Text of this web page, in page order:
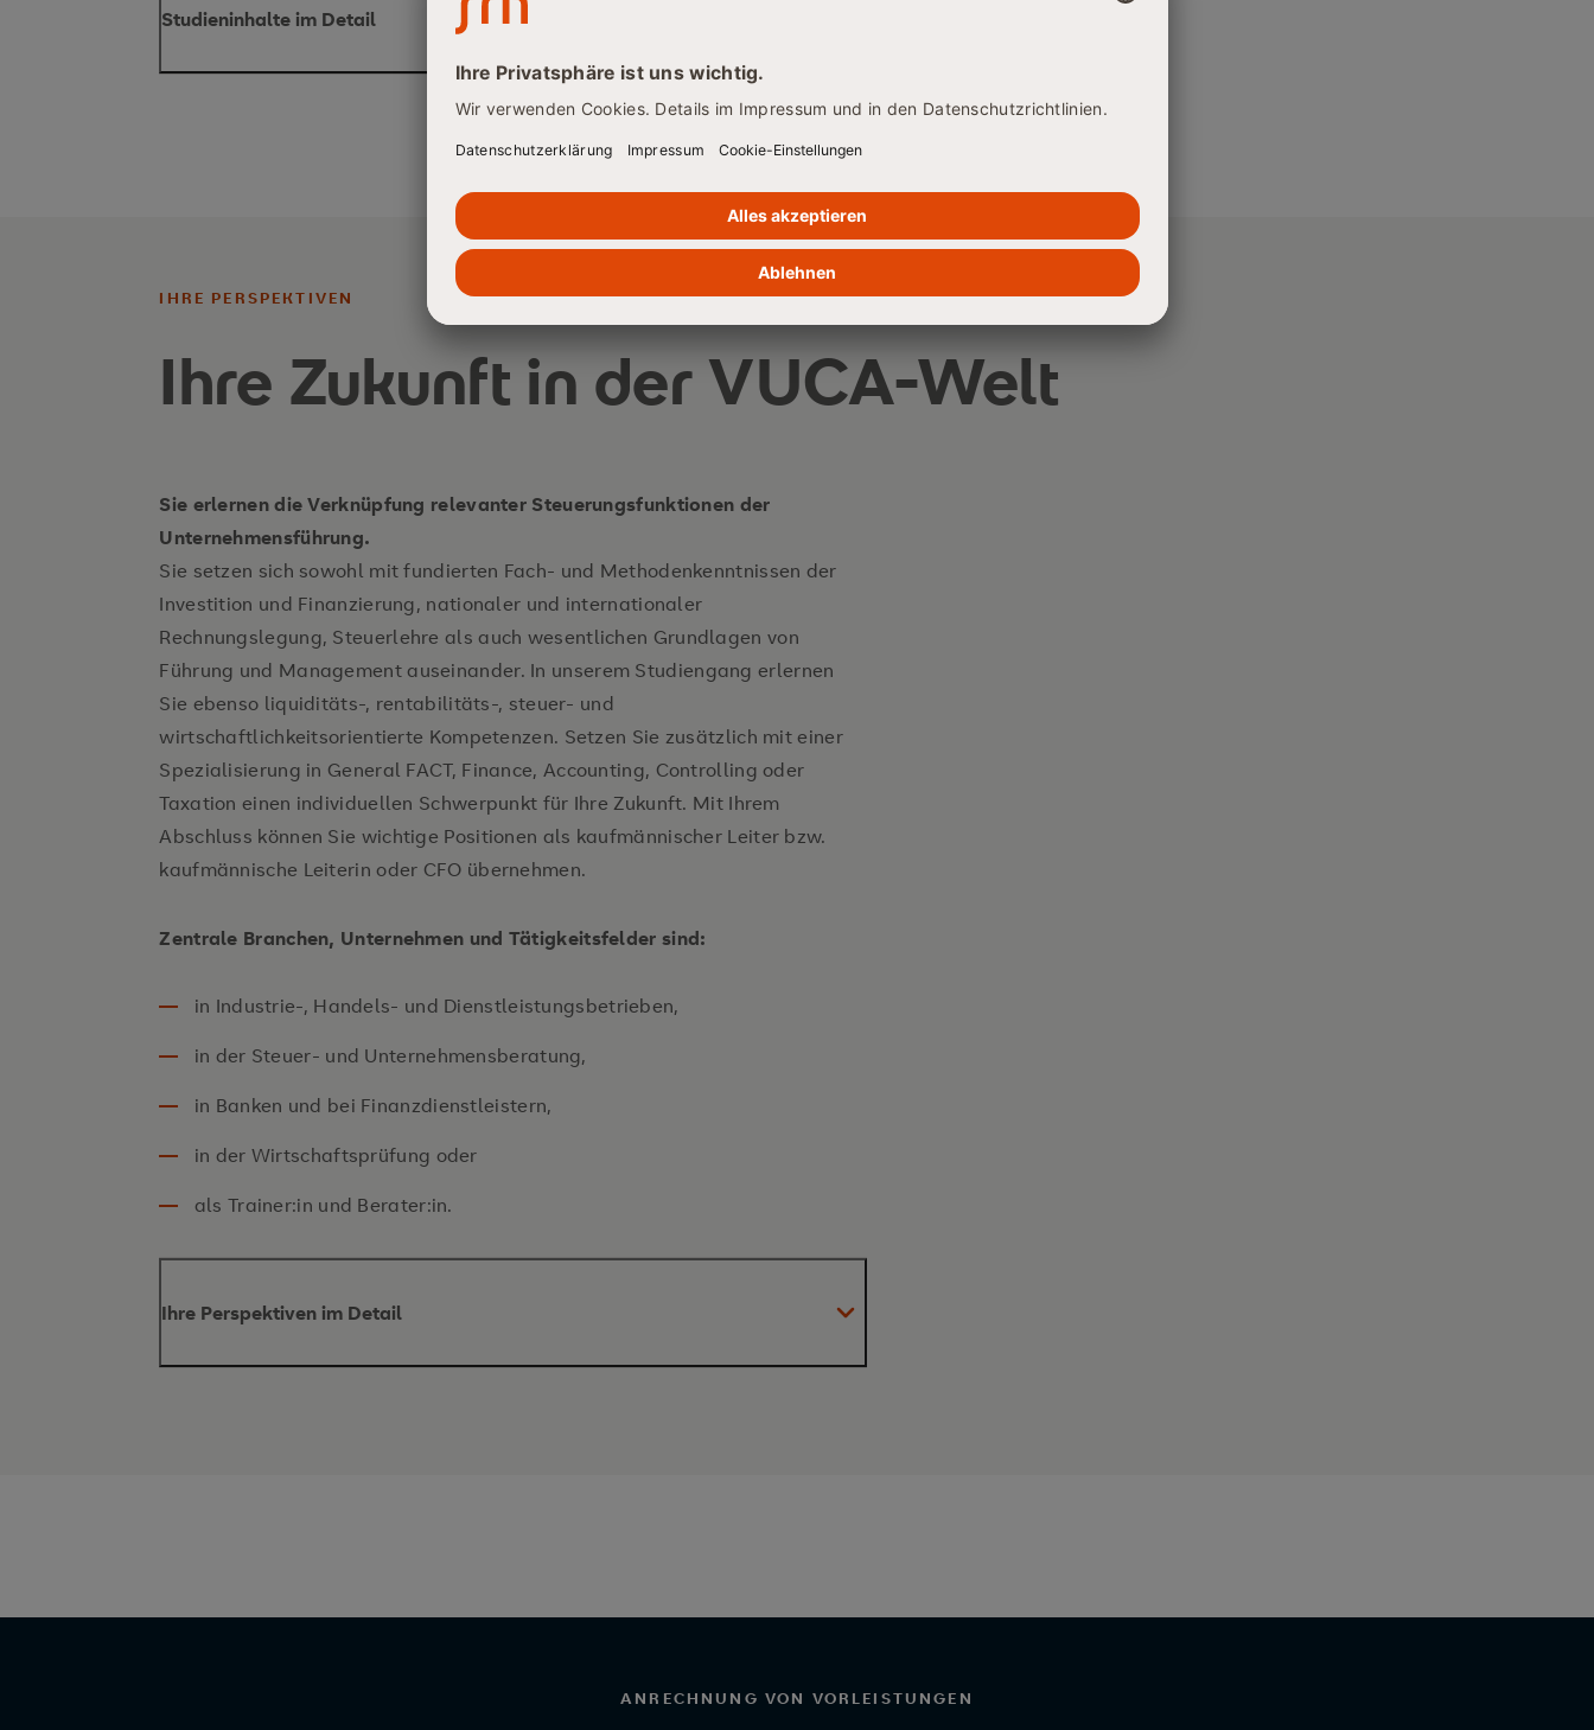
Studieninhalte im Detail
Gestalten und steuern Sie die Positionierung und Entwicklung eines
IHRE PERSPEKTIVEN
Ihre Zukunft in der VUCA-Welt
Sie erlernen die Verknüpfung relevanter Steuerungsfunktionen der
Unternehmensführung.
Sie setzen sich sowohl mit fundierten Fach- und Methodenkenntnissen der
Investition und Finanzierung, nationaler und internationaler
Rechnungslegung, Steuerlehre als auch wesentlichen Grundlagen von
Führung und Management auseinander. In unserem Studiengang erlernen
Sie ebenso liquiditäts-, rentabilitäts-, steuer- und
wirtschaftlichkeitsorientierte Kompetenzen. Setzen Sie zusätzlich mit einer
Spezialisierung in General FACT, Finance, Accounting, Controlling oder
Taxation einen individuellen Schwerpunkt für Ihre Zukunft. Mit Ihrem
Abschluss können Sie wichtige Positionen als kaufmännischer Leiter bzw.
kaufmännische Leiterin oder CFO übernehmen.
Zentrale Branchen, Unternehmen und Tätigkeitsfelder sind:
in Industrie-, Handels- und Dienstleistungsbetrieben,
in der Steuer- und Unternehmensberatung,
in Banken und bei Finanzdienstleistern,
in der Wirtschaftsprüfung oder
als Trainer:in und Berater:in.
Ihre Perspektiven im Detail
ANRECHNUNG VON VORLEISTUNGEN